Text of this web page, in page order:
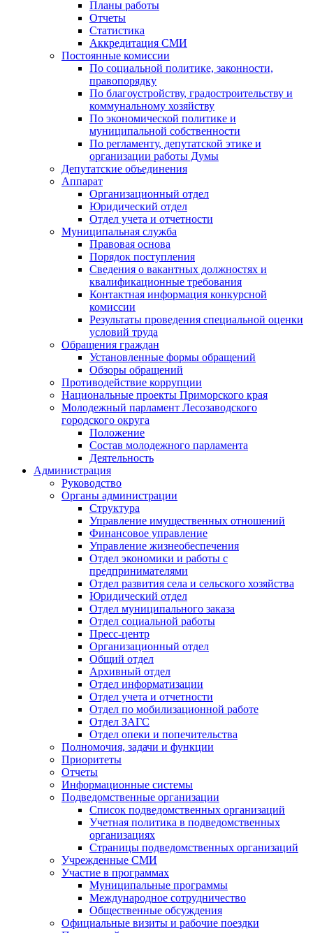
Планы работы
Отчеты
Статистика
Аккредитация СМИ
Постоянные комиссии
По социальной политике, законности,
правопорядку
По благоустройству, градостроительству и
коммунальному хозяйству
По экономической политике и
муниципальной собственности
По регламенту, депутатской этике и
организации работы Думы
Депутатские объединения
Аппарат
Организационный отдел
Юридический отдел
Отдел учета и отчетности
Муниципальная служба
Правовая основа
Порядок поступления
Сведения о вакантных должностях и
квалификационные требования
Контактная информация конкурсной
комиссии
Результаты проведения специальной оценки
условий труда
Обращения граждан
Установленные формы обращений
Обзоры обращений
Противодействие коррупции
Национальные проекты Приморского края
Молодежный парламент Лесозаводского
городского округа
Положение
Состав молодежного парламента
Деятельность
Администрация
Руководство
Органы администрации
Структура
Управление имущественных отношений
Финансовое управление
Управление жизнеобеспечения
Отдел экономики и работы с
предпринимателями
Отдел развития села и сельского хозяйства
Юридический отдел
Отдел муниципального заказа
Отдел социальной работы
Пресс-центр
Организационный отдел
Общий отдел
Архивный отдел
Отдел информатизации
Отдел учета и отчетности
Отдел по мобилизационной работе
Отдел ЗАГС
Отдел опеки и попечительства
Полномочия, задачи и функции
Приоритеты
Отчеты
Информационные системы
Подведомственные организации
Список подведомственных организаций
Учетная политика в подведомственных
организациях
Страницы подведомственных организаций
Учрежденные СМИ
Участие в программах
Муниципальные программы
Международное сотрудничество
Общественные обсуждения
Официальные визиты и рабочие поездки